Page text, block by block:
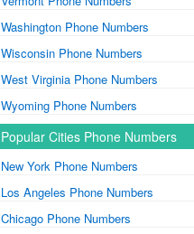
Washington Phone Numbers
Wisconsin Phone Numbers
West Virginia Phone Numbers
Wyoming Phone Numbers
Popular Cities Phone Numbers
New York Phone Numbers
Los Angeles Phone Numbers
Chicago Phone Numbers